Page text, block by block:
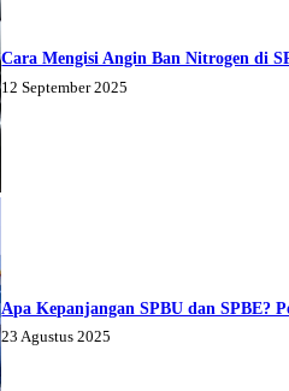
Cara Mengisi Angin Ban Nitrogen di
12 September 2025
Apa Kepanjangan SPBU dan SPBE?
23 Agustus 2025